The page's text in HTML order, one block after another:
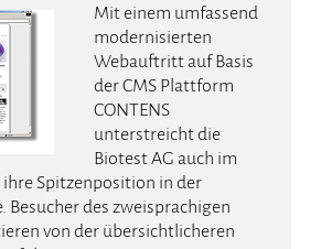
Mit einem umfassend
modernisierten
Webauftritt auf Basis
der CMS Plattform
CONTENS
unterstreicht die
Biotest AG auch im
Spitzenposition in der
Besucher des zweisprachigen
von der übersichtlicheren